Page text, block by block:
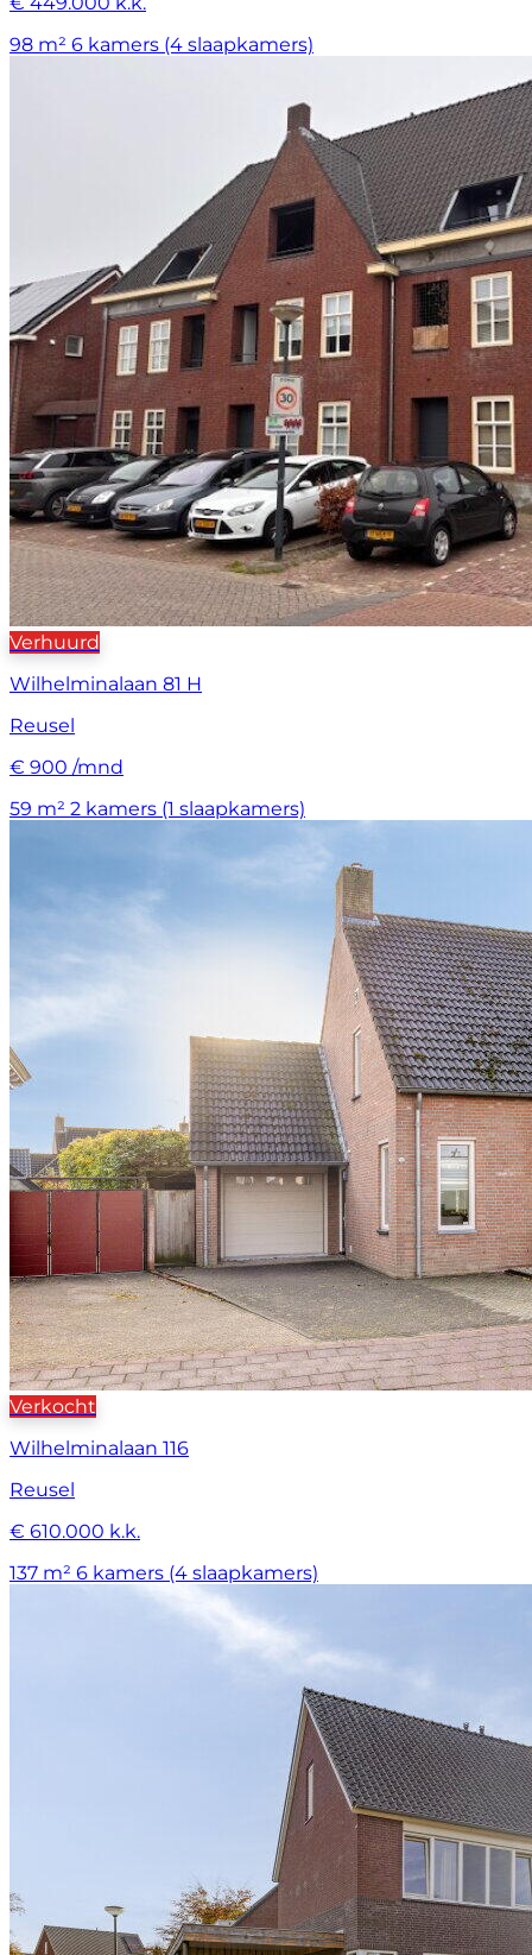
98 m² 6 kamers (4 slaapkamers)
Verhuurd
Wilhelminalaan 81 H
Reusel
€ 900 /mnd
59 m² 2 kamers (1 slaapkamers)
Verkocht
Wilhelminalaan 116
Reusel
€ 610.000 k.k.
137 m² 6 kamers (4 slaapkamers)